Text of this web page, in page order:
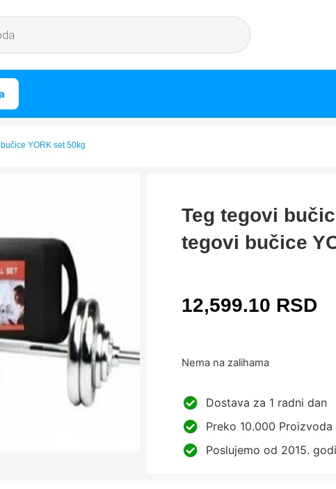
YORK set 50kg
Teg tegovi
tegovi bučice
12,599.10 RSD
Nema na zalihama
Dostava za 1 radni dan
Preko 10.000 Proizvoda
Poslujemo od 2015.